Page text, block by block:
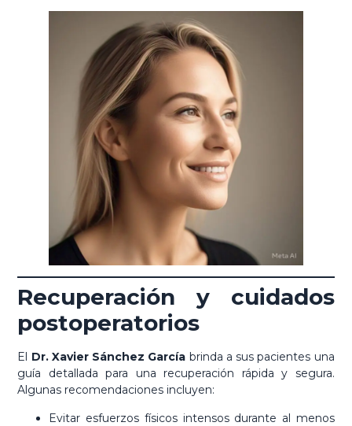
Recuperación y cuidados
postoperatorios
El Dr. Xavier Sánchez García brinda a sus pacientes una
guía detallada para una recuperación rápida y segura.
Algunas recomendaciones incluyen:
Evitar esfuerzos físicos intensos durante al menos